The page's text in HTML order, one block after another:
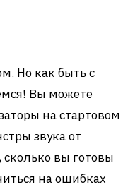
Но как быть с
Вы можете
на стартовом
звука от
вы готовы
на ошибках